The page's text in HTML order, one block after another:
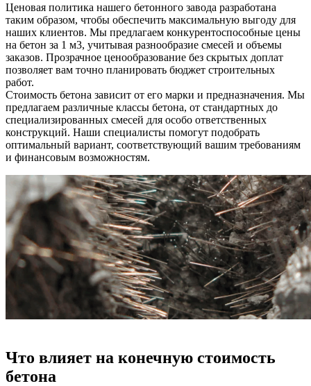
Ценовая политика нашего бетонного завода разработана
таким образом, чтобы обеспечить максимальную выгоду для
наших клиентов. Мы предлагаем конкурентоспособные цены
на бетон за 1 м3, учитывая разнообразие смесей и объемы
заказов. Прозрачное ценообразование без скрытых доплат
позволяет вам точно планировать бюджет строительных
работ.
Стоимость бетона зависит от его марки и предназначения. Мы
предлагаем различные классы бетона, от стандартных до
специализированных смесей для особо ответственных
конструкций. Наши специалисты помогут подобрать
оптимальный вариант, соответствующий вашим требованиям
и финансовым возможностям.
Что влияет на конечную стоимость
бетона